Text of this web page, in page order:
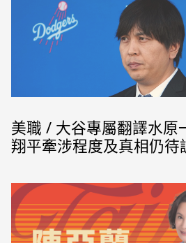
美職 / 大谷專屬翻譯水原
翔平牽涉程度及真相仍待